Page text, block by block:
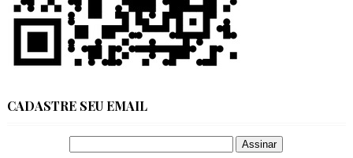
CADASTRE SEU EMAIL